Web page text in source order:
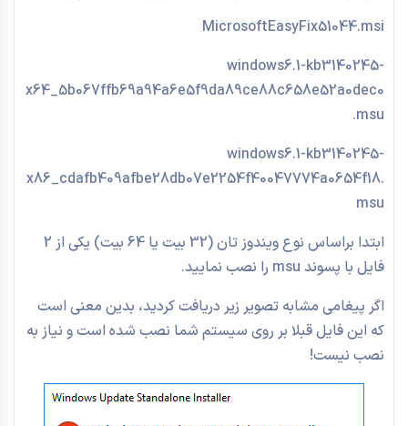
MicrosoftEasyFix51044.msi
windows6.1-kb3140245-
x64_5b067ffb69a94a6e5f9da89ce88c658e52a0dec0
.msu
windows6.1-kb3140245-
x86_cdafb409afbe28db07e2254f40047774a0654f18.
msu
ابتدا براساس نوع ویندوز تان (32 بیت یا 64 بیت) یکی از 2
فایل با پسوند msu را نصب نمایید.
اگر پیغامی مشابه تصویر زیر دریافت کردید، بدین معنی است
که این فایل قبلا بر روی سیستم شما نصب شده است و نیاز به
نصب نیست!